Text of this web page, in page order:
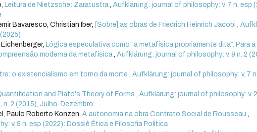
Leitura de Nietzsche: Zaratustra ,Aufklärung: journal of philosophy: v. 7 n. esp
Bavaresco, Christian Iber,
[Sobre] as obras de Friedrich Heinrich Jacobi ,
Lógica especulativa como “a metafísica propriamente dita”. Para a
moderna da metafísica ,Aufklärung: journal of philosophy: v. 9 n. 2
o existencialismo em torno da morte ,Aufklärung: journal of philosophy: v. 7
and Plato's Theory of Forms ,Aufklärung: journal of philosophy: v.
n. 2 (2015), Julho-Dezembro
Paulo Roberto Konzen,A autonomia na obra Contrato Social de Rousseau
v. 9 n. esp (2022): Dossiê Ética e Filosofia Política